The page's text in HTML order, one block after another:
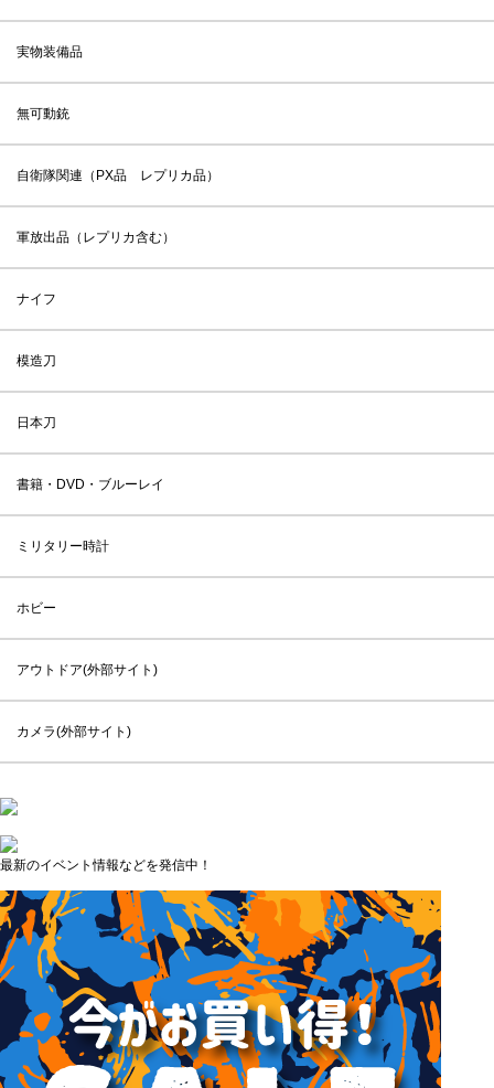
実物装備品
無可動銃
自衛隊関連（PX品 レプリカ品）
軍放出品（レプリカ含む）
ナイフ
模造刀
日本刀
書籍・DVD・ブルーレイ
ミリタリー時計
ホビー
アウトドア(外部サイト)
カメラ(外部サイト)
最新のイベント情報などを発信中！